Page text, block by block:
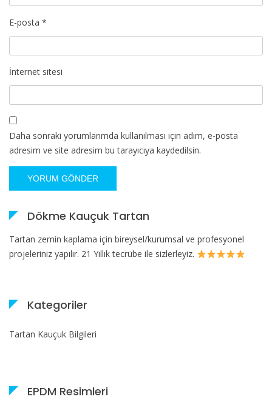
E-posta *
İnternet sitesi
Daha sonraki yorumlarımda kullanılması için adım, e-posta
adresim ve site adresim bu tarayıcıya kaydedilsin.
Dökme Kauçuk Tartan
Tartan zemin kaplama için bireysel/kurumsal ve profesyonel
projeleriniz yapılır. 21 Yıllık tecrübe ile sizlerleyiz.
Kategoriler
Tartan Kauçuk Bilgileri
EPDM Resimleri